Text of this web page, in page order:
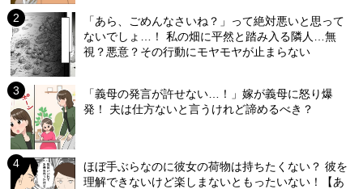
「あら、ごめんなさいね？」って絶対悪いと思って
ないでしょ…！ 私の畑に平然と踏み入る隣人…無
視？悪意？その行動にモヤモヤが止まらない
「義母の発言が許せない…！」嫁が義母に怒り爆
発！ 夫は仕方ないと言うけれど諦めるべき？
ほぼ手ぶらなのに彼女の荷物は持ちたくない？ 彼を
理解できないけど楽しまないともったいない！【あ